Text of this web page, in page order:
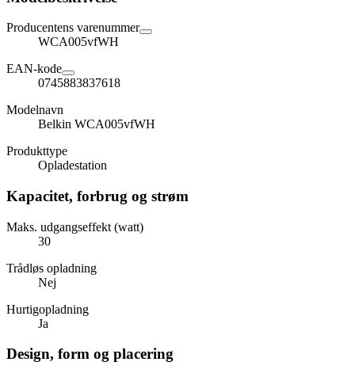
Producentens varenummer
WCA005vfWH
EAN-kode
0745883837618
Modelnavn
Belkin WCA005vfWH
Produkttype
Opladestation
Kapacitet, forbrug og strøm
Maks. udgangseffekt (watt)
30
Trådløs opladning
Nej
Hurtigopladning
Ja
Design, form og placering